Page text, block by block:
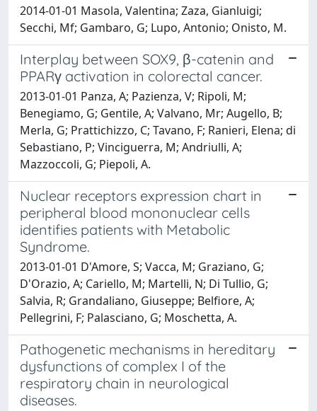
2014-01-01 Masola, Valentina; Zaza, Gianluigi;
Secchi, Mf; Gambaro, G; Lupo, Antonio; Onisto, M.
Interplay between SOX9, β-catenin and
PPARγ activation in colorectal cancer.
2013-01-01 Panza, A; Pazienza, V; Ripoli, M;
Benegiamo, G; Gentile, A; Valvano, Mr; Augello, B;
Merla, G; Prattichizzo, C; Tavano, F; Ranieri, Elena; di
Sebastiano, P; Vinciguerra, M; Andriulli, A;
Mazzoccoli, G; Piepoli, A.
Nuclear receptors expression chart in
peripheral blood mononuclear cells
identifies patients with Metabolic
Syndrome.
2013-01-01 D'Amore, S; Vacca, M; Graziano, G;
D'Orazio, A; Cariello, M; Martelli, N; Di Tullio, G;
Salvia, R; Grandaliano, Giuseppe; Belfiore, A;
Pellegrini, F; Palasciano, G; Moschetta, A.
Pathogenetic mechanisms in hereditary
dysfunctions of complex I of the
respiratory chain in neurological
diseases.